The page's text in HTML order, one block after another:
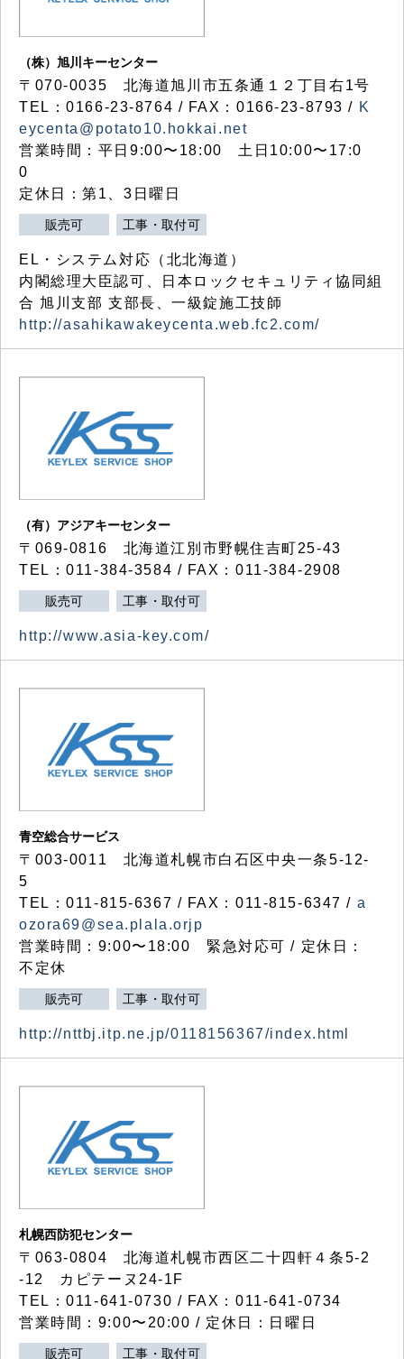
（株）旭川キーセンター
〒070-0035 北海道旭川市五条通１２丁目右1号
TEL：0166-23-8764 / FAX：0166-23-8793 / K
eycenta@potato10.hokkai.net
営業時間：平日9:00〜18:00 土日10:00〜17:0
0
定休日：第1、3日曜日
販売可 工事・取付可
EL・システム対応（北北海道）
内閣総理大臣認可、日本ロックセキュリティ協同組
合 旭川支部 支部長、一級錠施工技師
http://asahikawakeycenta.web.fc2.com/
（有）アジアキーセンター
〒069-0816 北海道江別市野幌住吉町25-43
TEL：011-384-3584 / FAX：011-384-2908
販売可 工事・取付可
http://www.asia-key.com/
青空総合サービス
〒003-0011 北海道札幌市白石区中央一条5-12-
5
TEL：011-815-6367 / FAX：011-815-6347 / a
ozora69@sea.plala.orjp
営業時間：9:00〜18:00 緊急対応可 / 定休日：
不定休
販売可 工事・取付可
http://nttbj.itp.ne.jp/0118156367/index.html
札幌西防犯センター
〒063-0804 北海道札幌市西区二十四軒４条5-2
-12 カピテーヌ24-1F
TEL：011-641-0730 / FAX：011-641-0734
営業時間：9:00〜20:00 / 定休日：日曜日
販売可 工事・取付可